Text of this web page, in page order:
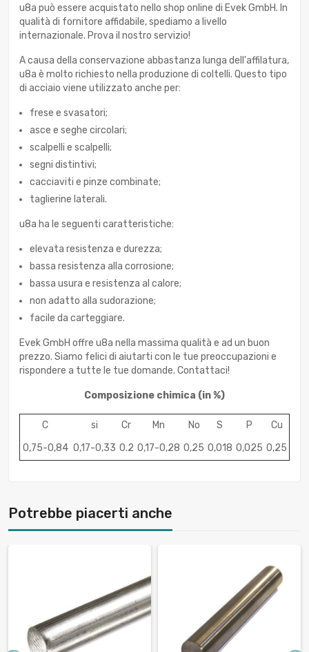
u8a può essere acquistato nello shop online di Evek GmbH. In
qualità di fornitore affidabile, spediamo a livello
internazionale. Prova il nostro servizio!
A causa della conservazione abbastanza lunga dell'affilatura,
u8a è molto richiesto nella produzione di coltelli. Questo tipo
di acciaio viene utilizzato anche per:
frese e svasatori;
asce e seghe circolari;
scalpelli e scalpelli;
segni distintivi;
cacciaviti e pinze combinate;
taglierine laterali.
u8a ha le seguenti caratteristiche:
elevata resistenza e durezza;
bassa resistenza alla corrosione;
bassa usura e resistenza al calore;
non adatto alla sudorazione;
facile da carteggiare.
Evek GmbH offre u8a nella massima qualità e ad un buon
prezzo. Siamo felici di aiutarti con le tue preoccupazioni e
rispondere a tutte le tue domande. Contattaci!
Composizione chimica (in %)
C si Cr Mn No S P
Cu
0,75-0,84 0,17-0,33 0.2 0,17-0,28 0,25 0,018 0,025 0,25
Potrebbe piacerti anche